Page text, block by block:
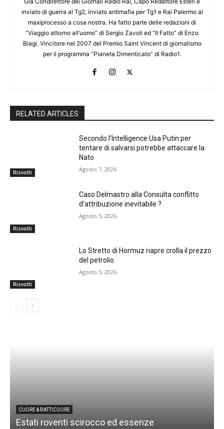
inviato di guerra al Tg2, inviato antimafia per Tg1 e Rai Palermo al
maxiprocesso a cosa nostra. Ha fatto parte delle redazioni di
“Viaggio attorno all’uomo” di Sergio Zavoli ed “Il Fatto” di Enzo
Biagi. Vincitore nel 2007 del Premio Saint Vincent di giornalismo
per il programma “Pianeta Dimenticato” di Radio1.
RELATED ARTICLES
Risvolti
Secondo l’Intelligence Usa Putin per
tentare di salvarsi potrebbe attaccare la
Nato
Agosto 7, 2026
Risvolti
Caso Delmastro alla Consulta conflitto
d’attribuzione inevitabile ?
Agosto 5, 2026
Risvolti
Lo Stretto di Hormuz riapre crolla il prezzo
del petrolio
Agosto 5, 2026
CUORE & BATTICUORE
Estati roventi scirocco ed essenze